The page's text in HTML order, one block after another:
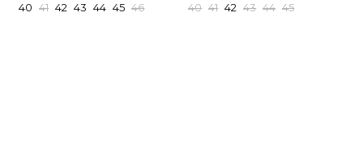
40 41 42 43 44 45 46
40 41 42 43 44 45